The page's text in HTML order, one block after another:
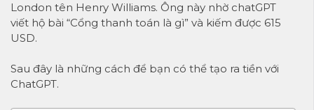
London tên Henry Williams. Ông này nhờ chatGPT
viết hộ bài “Cổng thanh toán là gì” và kiếm được 615
USD.
Sau đây là những cách để bạn có thể tạo ra tiền với
ChatGPT.